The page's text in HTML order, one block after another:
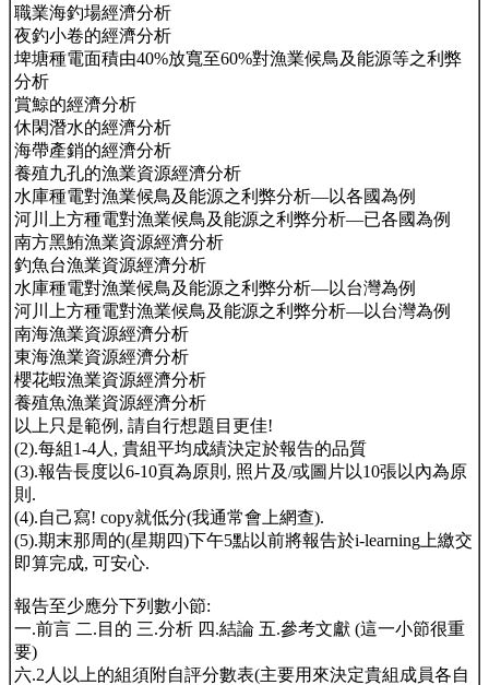
職業海釣場經濟分析
夜釣小卷的經濟分析
埤塘種電面積由40%放寬至60%對漁業候鳥及能源等之利弊
分析
賞鯨的經濟分析
休閑潛水的經濟分析
海帶產銷的經濟分析
養殖九孔的漁業資源經濟分析
水庫種電對漁業候鳥及能源之利弊分析—以各國為例
河川上方種電對漁業候鳥及能源之利弊分析—已各國為例
南方黑鮪漁業資源經濟分析
釣魚台漁業資源經濟分析
水庫種電對漁業候鳥及能源之利弊分析—以台灣為例
河川上方種電對漁業候鳥及能源之利弊分析—以台灣為例
南海漁業資源經濟分析
東海漁業資源經濟分析
櫻花蝦漁業資源經濟分析
養殖魚漁業資源經濟分析
以上只是範例, 請自行想題目更佳!
(2).每組1-4人, 貴組平均成績決定於報告的品質
(3).報告長度以6-10頁為原則, 照片及/或圖片以10張以內為原
則.
(4).自己寫! copy就低分(我通常會上網查).
(5).期末那周的(星期四)下午5點以前將報告於i-learning上繳交
即算完成, 可安心.
報告至少應分下列數小節:
一.前言 二.目的 三.分析 四.結論 五.參考文獻 (這一小節很重
要)
六.2人以上的組須附自評分數表(主要用來決定貴組成員各自